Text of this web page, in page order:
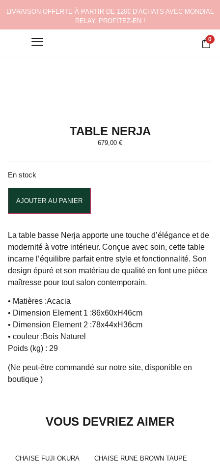
LIVRAISON OFFERTE À PARTIR DE 120€ D’ACHATS AVEC MONDIAL
RELAY. PROFITEZ-EN !
0
TABLE NERJA
679,00 €
En stock
AJOUTER AU PANIER
La table basse Nerja apporte une touche d’élégance et de
modernité à votre intérieur. Conçue avec soin, cette table
incarne l’équilibre parfait entre style et fonctionnalité. Son
design épuré et son matériau de qualité en font une pièce
maîtresse pour tout salon contemporain.
• Matières :Acacia
• Dimension Element 1 :86x60xH46cm
• Dimension Element 2 :78x44xH36cm
• couleur :Bois Naturel
Poids (kg) : 29
(Ne peut-être commandé sur notre site, disponible en
boutique )
VOUS DEVRIEZ AIMER
CHAISE FUJI OKURA CHAISE RUNE BROWN TAUPE